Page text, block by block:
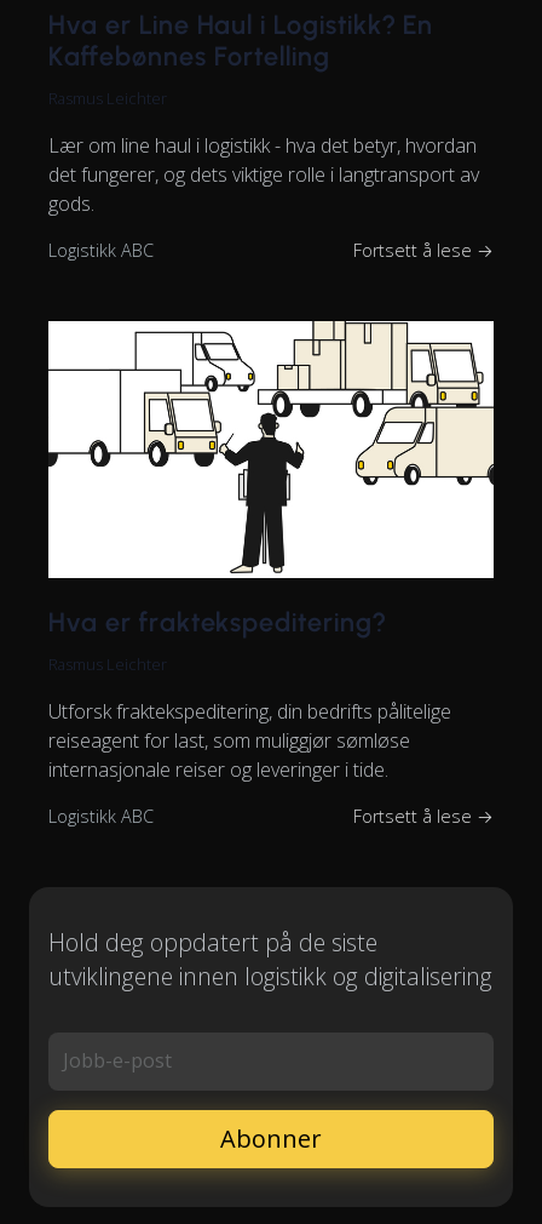
Hva er Line Haul i Logistikk? En
Kaffebønnes Fortelling
Rasmus Leichter
Lær om line haul i logistikk - hva det betyr, hvordan
det fungerer, og dets viktige rolle i langtransport av
gods.
Logistikk ABC Fortsett å lese →
Hva er fraktekspeditering?
Rasmus Leichter
Utforsk fraktekspeditering, din bedrifts pålitelige
reiseagent for last, som muliggjør sømløse
internasjonale reiser og leveringer i tide.
Logistikk ABC Fortsett å lese →
Hold deg oppdatert på de siste
utviklingene innen logistikk og digitalisering
Jobb-e-post